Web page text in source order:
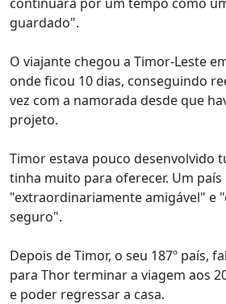
guardado".
O viajante chegou a Timor-Leste
onde ficou 10 dias, conseguindo
vez com a namorada desde que
projeto.
Timor estava pouco desenvolvido
tinha muito para oferecer. Um país
"extraordinariamente amigável" e
seguro".
Depois de Timor, o seu 187º país,
para Thor terminar a viagem aos
e poder regressar a casa.